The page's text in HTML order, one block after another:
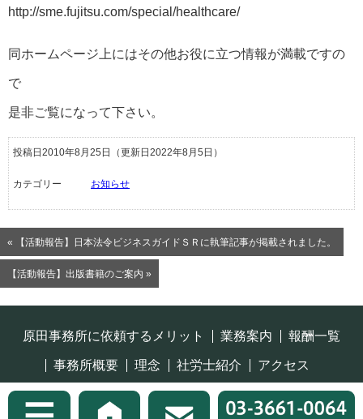
http://sme.fujitsu.com/special/healthcare/
同ホームページ上にはその他お役に立つ情報が満載ですの
で
是非ご覧になって下さい。
投稿日2010年8月25日 （更新日2022年8月5日）
カテゴリー お知らせ
« 【活動報告】日本法令ビジネスガイドＳＲに執筆記事が掲載されました。
【活動報告】出版書籍のご案内 »
原田事務所に依頼するメリット 業務案内 報酬一覧
事務所概要 理念 社労士紹介 アクセス
プライバシーポリシー